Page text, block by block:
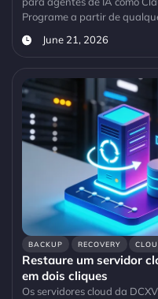
Programe a partir de
June 21, 2026
BACKUP RECOVERY
Restaure um servidor
em dois cliques
Os servidores cloud da